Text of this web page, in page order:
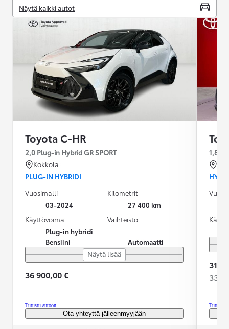
Näytä kaikki autot
Toyota C-HR
2,0 Plug-in Hybrid GR SPORT
Kokkola
PLUG-IN HYBRIDI
Vuosimalli
03-2024
Kilometrit
27 400 km
Käyttövoima
Plug-in hybridi
Bensiini
Vaihteisto
Automaatti
Näytä lisää
36 900,00 €
Tutustu autoon
Ota yhteyttä jälleenmyyjään
1,8
31
Tutustu